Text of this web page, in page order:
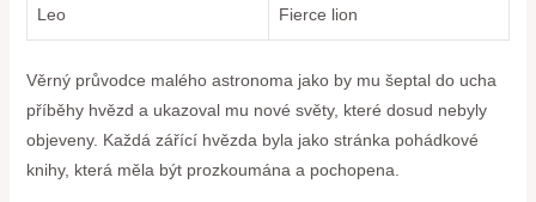
Leo Fierce lion
Věrný průvodce malého astronoma jako by mu šeptal do ucha
příběhy hvězd a ukazoval mu nové světy, které dosud nebyly
objeveny. Každá zářící hvězda byla jako stránka pohádkové
knihy, která měla být prozkoumána a pochopena.